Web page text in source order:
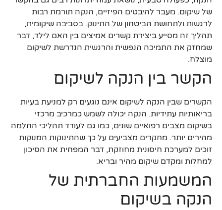
של שיקום. מעבר להיבטים הפיזיים, הנקה תורמת רבות
לרגשות ולתחושת הביטחון של התינוק. בסביבה שיקומית,
תהליך זה מסייע ביצירת קשרים אמיצים בין האם לילד, דבר
שמחזק את התמיכה הנפשית והרגשית הנדרשת לשיקום
מוצלח.
הקשר בין הנקה לשיקום
הקשרים שבין הנקה לשיקום אינם נוגעים רק למניעת בעיות
בריאותיות עתידיות. הנקה יכולה לשמש כמרכיב מרכזי
בשיקום מצבים רפואיים שונים, כמו גם לעודד תהליכי החלמה
מהירים יותר. מחקרים מצביעים על כך שהתינוקות המנוקות
זוכים למערכת חיסונית מחוזקת, דבר המפחית את הסיכון
למחלות ומקדם שיקום מהיר ובריא.
המשמעות החברתית של
הנקה בשיקום